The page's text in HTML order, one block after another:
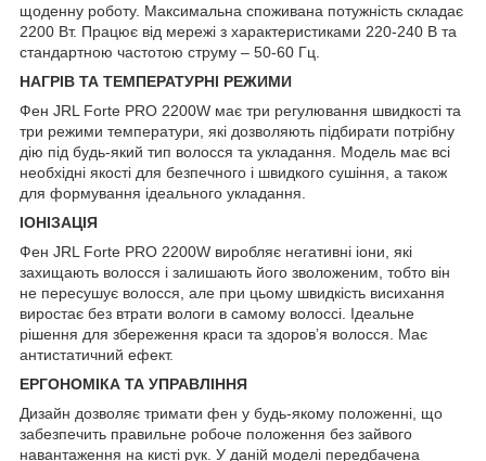
щоденну роботу. Максимальна споживана потужність складає
2200 Вт. Працює від мережі з характеристиками 220-240 В та
стандартною частотою струму – 50-60 Гц.
НАГРІВ ТА ТЕМПЕРАТУРНІ РЕЖИМИ
Фен JRL Forte PRO 2200W має три регулювання швидкості та
три режими температури, які дозволяють підбирати потрібну
дію під будь-який тип волосся та укладання. Модель має всі
необхідні якості для безпечного і швидкого сушіння, а також
для формування ідеального укладання.
ІОНІЗАЦІЯ
Фен JRL Forte PRO 2200W виробляє негативні іони, які
захищають волосся і залишають його зволоженим, тобто він
не пересушує волосся, але при цьому швидкість висихання
виростає без втрати вологи в самому волоссі. Ідеальне
рішення для збереження краси та здоров’я волосся. Має
антистатичний ефект.
ЕРГОНОМІКА ТА УПРАВЛІННЯ
Дизайн дозволяє тримати фен у будь-якому положенні, що
забезпечить правильне робоче положення без зайвого
навантаження на кисті рук. У даній моделі передбачена